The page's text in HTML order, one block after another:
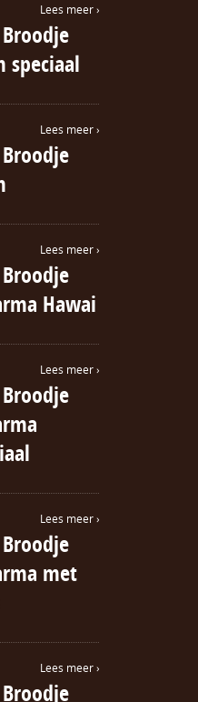
Lees meer ›
speciaal
Lees meer ›
Lees meer ›
Hawai
Lees meer ›
Lees meer ›
met
Lees meer ›